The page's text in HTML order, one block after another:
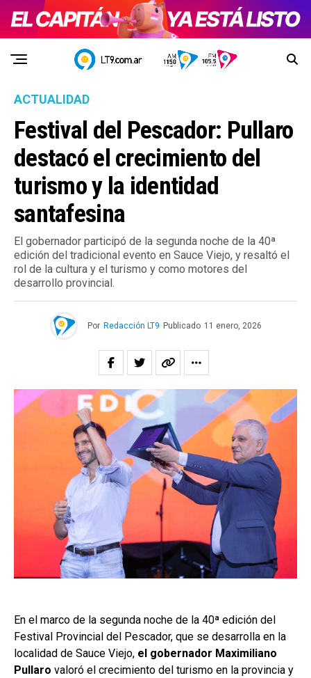
ACTUALIDAD
Festival del Pescador: Pullaro
destacó el crecimiento del
turismo y la identidad
santafesina
El gobernador participó de la segunda noche de la 40ª
edición del tradicional evento en Sauce Viejo, y resaltó el
rol de la cultura y el turismo y como motores del
desarrollo provincial.
Por Redacción LT9 Publicado 11 enero, 2026
En el marco de la segunda noche de la 40ª edición del
Festival Provincial del Pescador, que se desarrolla en la
localidad de Sauce Viejo, el gobernador Maximiliano
Pullaro valoró el crecimiento del turismo en la provincia y